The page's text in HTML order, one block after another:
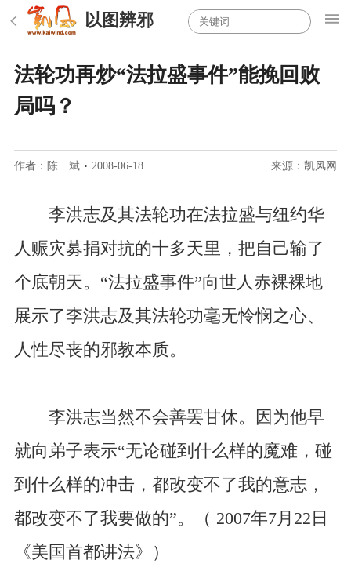
以图辨邪
法轮功再炒“法拉盛事件”能挽回败
局吗？
作者：陈 斌 · 2008-06-18 来源：凯风网
李洪志及其法轮功在法拉盛与纽约华
人赈灾募捐对抗的十多天里，把自己输了
个底朝天。“法拉盛事件”向世人赤裸裸地
展示了李洪志及其法轮功毫无怜悯之心、
人性尽丧的邪教本质。
李洪志当然不会善罢甘休。因为他早
就向弟子表示“无论碰到什么样的魔难，碰
到什么样的冲击，都改变不了我的意志，
都改变不了我要做的”。（ 2007年7月22日
《美国首都讲法》）